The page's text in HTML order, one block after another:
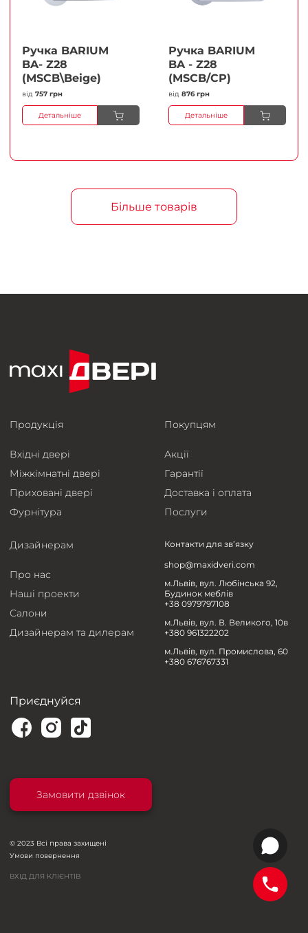
Ручка BARIUM
BA- Z28
(MSCB\Beige)
від 757 грн
Детальніше
Ручка BARIUM
BA - Z28
(MSCB/CP)
від 876 грн
Детальніше
Більше товарів
Продукція
Вхідні двері
Міжкімнатні двері
Приховані двері
Фурнітура
Покупцям
Акції
Гарантії
Доставка і оплата
Послуги
Дизайнерам
Про нас
Наші проекти
Салони
Дизайнерам та дилерам
Контакти для зв’язку
shop@maxidveri.com
м.Львів, вул. Любінська 92,
Будинок меблів
+38 0979797108
м.Львів, вул. В. Великого, 10в
+380 961322202
м.Львів, вул. Промислова, 60
+380 676767331
Приєднуйся
Замовити дзвінок
© 2023 Всі права захищені
Умови повернення
ВХІД ДЛЯ КЛІЄНТІВ